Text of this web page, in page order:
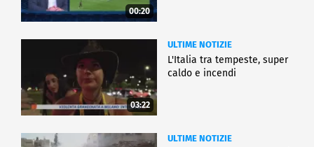
00:20
03:22
ULTIME NOTIZIE
L'Italia tra tempeste, super
caldo e incendi
ULTIME NOTIZIE